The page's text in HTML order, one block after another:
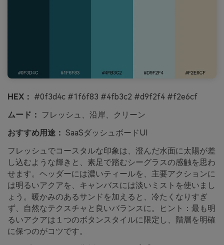
HEX： #0f3d4c #1f6f83 #4fb3c2 #d9f2f4 #f2e6cf
ムード：
フレッシュ、沿岸、クリーン
おすすめ用途： SaaSダッシュボードUI
フレッシュでコースタルな印象は、澄んだ水面に太陽が差
し込むような輝きと、素足で踏むシーグラスの感触を思わ
せます。ヘッダーには濃いティールを、主要アクションに
は明るいアクアを、キャンバスには淡いミストを使いまし
ょう。暖かみのあるサンドを加えると、冷たくなりすぎ
ず、自然なテクスチャと良いバランスに。ヒント：最も明
るいアクアは１つのボタンスタイルに限定し、階層を明確
に保つのがコツです。